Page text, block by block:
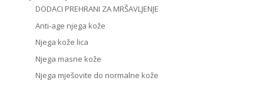
DODACI PREHRANI ZA MRŠAVLJENJE
Anti-age njega kože
Njega kože lica
Njega masne kože
Njega mješovite do normalne kože